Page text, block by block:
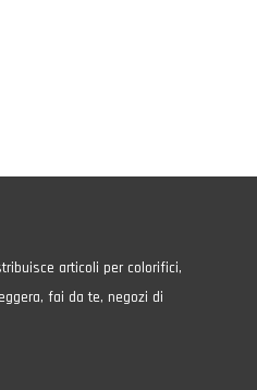
articoli per colorifici,
fai da te, negozi di